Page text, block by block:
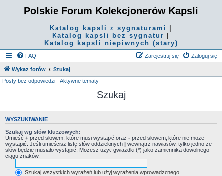
Polskie Forum Kolekcjonerów Kapsli
Katalog kapsli z sygnaturami
Katalog kapsli bez sygnatur
Katalog kapsli niepiwnych (stary)
FAQ Zaloguj się
Zarejestruj się
Wykaz forów
Szukaj
Posty bez odpowiedzi
Aktywne tematy
Szukaj
WYSZUKIWANIE
Szukaj wg słów kluczowych:
Umieść + przed słowem, które musi wystąpić oraz - przed słowem, które nie może
wystąpić. Jeśli umieścisz listę słów oddzielonych | wewnątrz nawiasów, tylko jedno ze
słów będzie musiało wystąpić. Możesz użyć gwiazdki (*) jako zamiennika dowolnego
ciągu znaków.
Szukaj wszystkich wyrażeń lub użyj wyrażenia wprowadzonego